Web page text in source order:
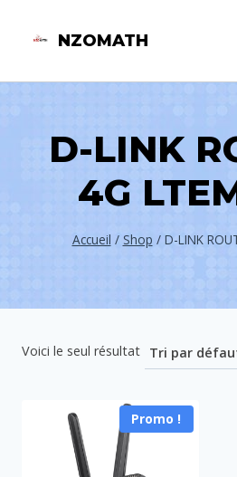
NZOMATH
D-LINK
4G
Accueil / Shop / D-LINK
Voici le seul résultat
Promo !